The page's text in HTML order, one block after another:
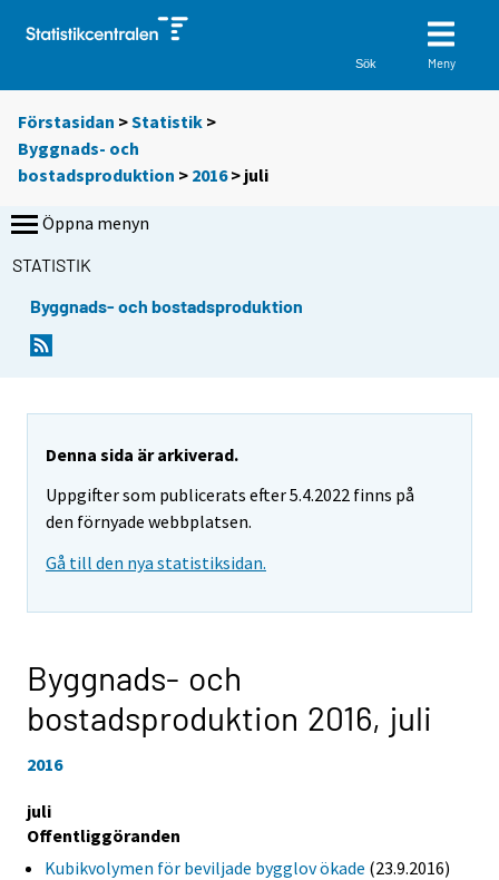
Sök Meny
Förstasidan >Statistik >
Byggnads- och
bostadsproduktion > 2016> juli
Öppna menyn
STATISTIK
Byggnads- och bostadsproduktion
Denna sida är arkiverad.
Uppgifter som publicerats efter 5.4.2022 finns på
den förnyade webbplatsen.
Gå till den nya statistiksidan.
Byggnads- och
bostadsproduktion 2016, juli
2016
juli
Offentliggöranden
Kubikvolymen för beviljade bygglov ökade (23.9.2016)